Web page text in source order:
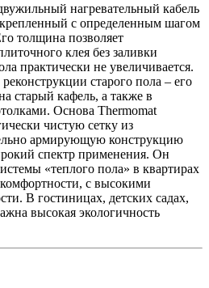
нагревательный кабель
с определенным шагом
толщина позволяет
клея без заливки
практически не увеличивается.
старого пола – его
старый кафель, а также в
Основа Thermomat
чистую сетку из
армирующую конструкцию
спектр применения. Он
«теплого пола» в квартирах
с высокими
В гостиницах, детских садах,
высокая экологичность